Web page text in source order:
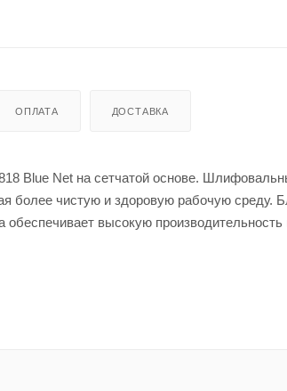
ОПЛАТА ДОСТАВКА
Blue Net на сетчатой основе.
более чистую и здоровую рабочую среду.
высокую